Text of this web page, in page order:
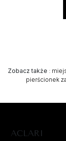
Zobacz także :
pierścionek
ACLARI